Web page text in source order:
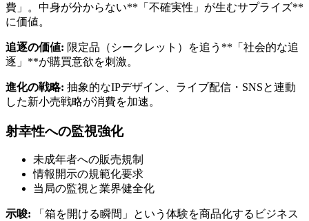
費」。中身が分からない**「不確実性」が生むサプライズ**
に価値。
追逐の価値: 限定品（シークレット）を追う**「社会的な追
逐」**が購買意欲を刺激。
進化の戦略: 抽象的なIPデザイン、ライブ配信・SNSと連動
した新小売戦略が消費を加速。
射幸性への監視強化
未成年者への販売規制
情報開示の規範化要求
当局の監視と業界健全化
示唆: 「箱を開ける瞬間」という体験を商品化するビジネス